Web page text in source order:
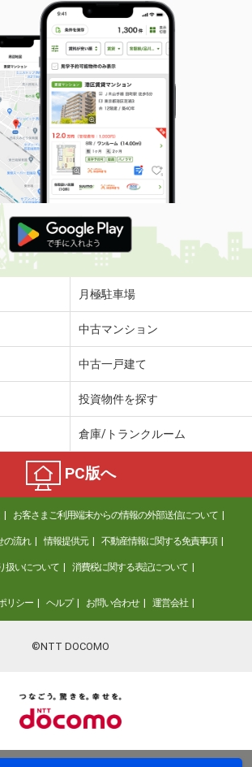
月極駐車場
中古マンション
中古一戸建て
投資物件を探す
倉庫/トランクルーム
PC版へ
お客さまご利用端末からの情報の外部送信について
の流れ 情報提供元 不動産情報に関する免責事項
扱いについて 消費税に関する表記について
リシー ヘルプ お問い合わせ 運営会社
©NTT DOCOMO